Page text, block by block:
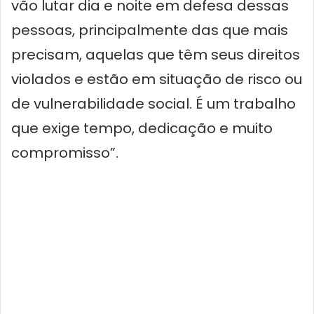
vão lutar dia e noite em defesa dessas
pessoas, principalmente das que mais
precisam, aquelas que têm seus direitos
violados e estão em situação de risco ou
de vulnerabilidade social. É um trabalho
que exige tempo, dedicação e muito
compromisso”.